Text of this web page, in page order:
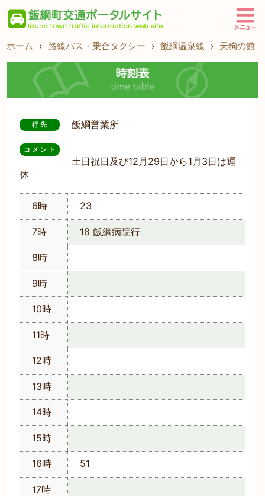
ホーム › 路線バス・乗合タクシー › 飯綱温泉線 › 天狗の館
行先 飯綱営業所
コメント
土日祝日及び12月29日から1月3日は運
休
6時 23
7時 18 飯綱病院行
8時
9時
10時
11時
12時
13時
14時
15時
16時 51
17時